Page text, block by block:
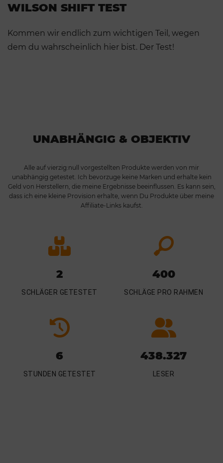
WILSON SHIFT TEST
Kommen wir endlich zum wichtigen Teil, wegen
dem du wahrscheinlich hier bist. Der Test!
UNABHÄNGIG & OBJEKTIV
Alle auf vierzig:null vorgestellten Produkte werden von mir
unabhängig getestet. Ich bevorzuge keine Marken und erhalte kein
Geld von Herstellern, die meine Ergebnisse beeinflussen. Es kann sein,
dass ich eine kleine Provision erhalte, wenn Du Produkte über meine
Affiliate-Links kaufst.
2
SCHLÄGER GETESTET
400
SCHLÄGE PRO RAHMEN
6
STUNDEN GETESTET
438.327
LESER